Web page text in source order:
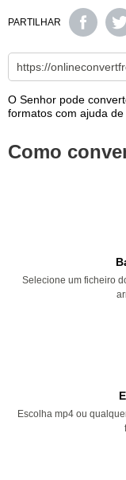
PARTILHAR
O Senhor pode
formatos com ajuda
Como
Selecione um ficheiro
Escolha mp4 ou